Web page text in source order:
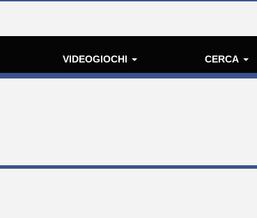
VIDEOGIOCHI CERCA